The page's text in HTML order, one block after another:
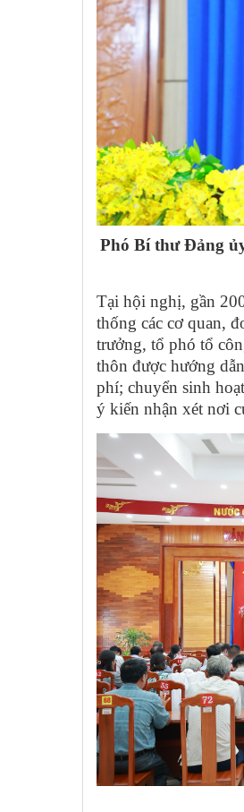
Phó Bí thư Đảng
Tại hội nghị, gần
thống các cơ quan,
trưởng, tổ phó tổ
thôn được hướng
phí; chuyển sinh
ý kiến nhận xét nơi